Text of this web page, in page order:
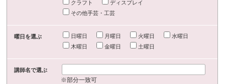
クラフト
ディスプレイ
その他手芸・工芸
曜日を選ぶ 日曜日 月曜日 火曜日
水曜日
木曜日
金曜日 土曜日
講師名で選ぶ
※部分一致可